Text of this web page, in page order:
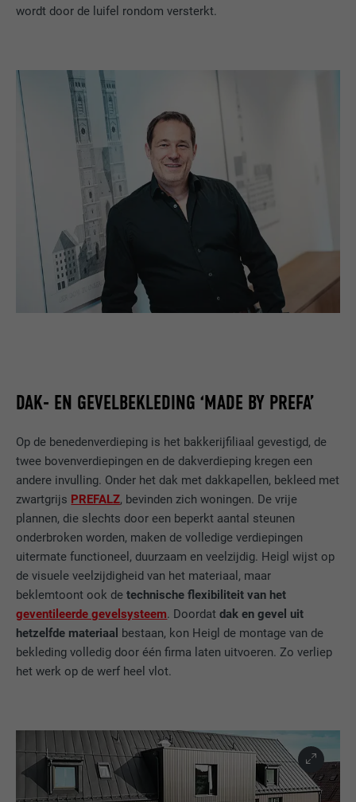
wordt door de luifel rondom versterkt.
DAK- EN GEVELBEKLEDING ‘MADE BY PREFA’
Op de benedenverdieping is het bakkerijfiliaal gevestigd, de
twee bovenverdiepingen en de dakverdieping kregen een
andere invulling. Onder het dak met dakkapellen, bekleed met
zwartgrijs PREFALZ, bevinden zich woningen. De vrije
plannen, die slechts door een beperkt aantal steunen
onderbroken worden, maken de volledige verdiepingen
uitermate functioneel, duurzaam en veelzijdig. Heigl wijst op
de visuele veelzijdigheid van het materiaal, maar
beklemtoont ook de technische flexibiliteit van het
geventileerde gevelsysteem. Doordatdak en gevel uit
hetzelfde materiaal bestaan, kon Heigl de montage van de
bekleding volledig door één firma laten uitvoeren. Zo verliep
het werk op de werf heel vlot.